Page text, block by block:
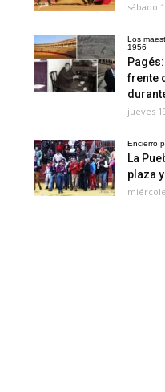
sábado
Los
1956
frente
jueves
Encierro
La
plaza